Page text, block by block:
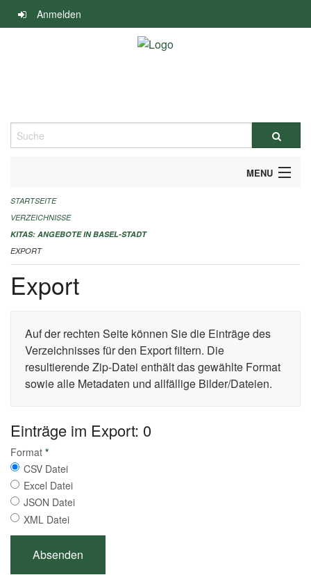
Navigation
überspringen
Anmelden
Suche
MENU
ALLGEMEINE INFORMATIONEN
IMPRESSUM
STARTSEITE
VERZEICHNISSE
KITAS: ANGEBOTE IN BASEL-STADT
EXPORT
Export
Auf der rechten Seite können Sie die Einträge des
Verzeichnisses für den Export filtern. Die
resultierende Zip-Datei enthält das gewählte Format
sowie alle Metadaten und allfällige Bilder/Dateien.
Einträge im Export: 0
Format *
CSV Datei
Excel Datei
JSON Datei
XML Datei